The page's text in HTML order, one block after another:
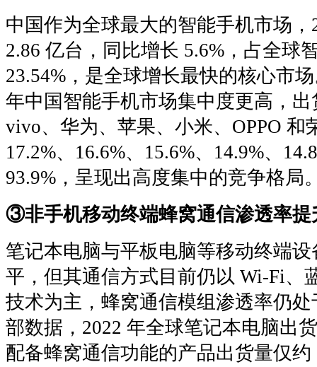
中国作为全球最大的智能手机市场
2.86 亿台，同比增长 5.6%，占全球
23.54%，是全球增长最快的核心市
年中国智能手机市场集中度更高，
vivo、华为、苹果、小米、OPPO 和
17.2%、16.6%、15.6%、14.9%、
93.9%，呈现出高度集中的竞争格局
③非手机移动终端蜂窝通信渗透率提
笔记本电脑与平板电脑等移动终端
平，但其通信方式目前仍以 Wi-Fi、
技术为主，蜂窝通信模组渗透率仍
部数据，2022 年全球笔记本电脑出
配备蜂窝通信功能的产品出货量仅